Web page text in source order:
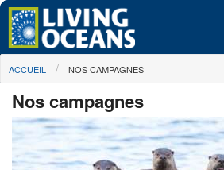
Skip to main content
À propos de nous
Nos campagnes
Centre des Médias
You are here
ACCUEIL NOS CAMPAGNES
Nos campagnes